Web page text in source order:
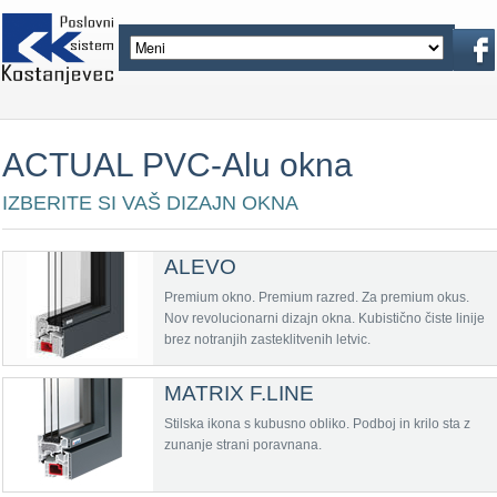
ACTUAL PVC-Alu okna
IZBERITE SI VAŠ DIZAJN OKNA
ALEVO
Premium okno. Premium razred. Za premium okus.
Nov revolucionarni dizajn okna. Kubistično čiste linije
brez notranjih zasteklitvenih letvic.
MATRIX F.LINE
Stilska ikona s kubusno obliko. Podboj in krilo sta z
zunanje strani poravnana.